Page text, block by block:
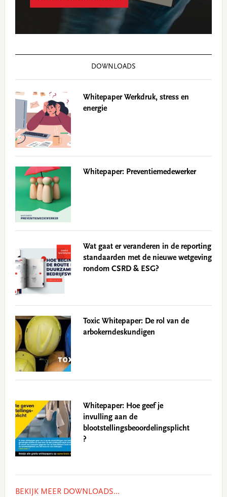
DOWNLOADS
Whitepaper Werkdruk, stress en
energie
Whitepaper: Preventiemedewerker
Wat gaat er veranderen in de reporting
standaarden met de nieuwe wetgeving
rondom CSRD & ESG?
Toxic Whitepaper: De rol van de
arbokerndeskundigen
Whitepaper: Hoe geef je
invulling aan de
blootstellingsbeoordelingsplicht
?
BEKIJK MEER DOWNLOADS...